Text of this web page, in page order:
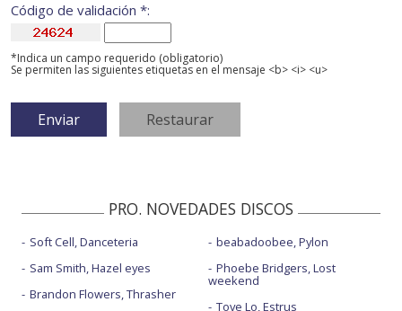
Código de validación *:
*Indica un campo requerido (obligatorio)
Se permiten las siguientes etiquetas en el mensaje <b> <i> <u>
PRO. NOVEDADES DISCOS
Soft Cell, Danceteria
Sam Smith, Hazel eyes
Brandon Flowers, Thrasher
beabadoobee, Pylon
Phoebe Bridgers, Lost
weekend
Tove Lo, Estrus